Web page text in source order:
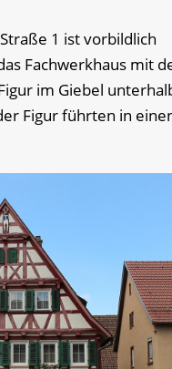
1 ist vorbildlich
Fachwerkhaus mit
im Giebel
Figur führten in